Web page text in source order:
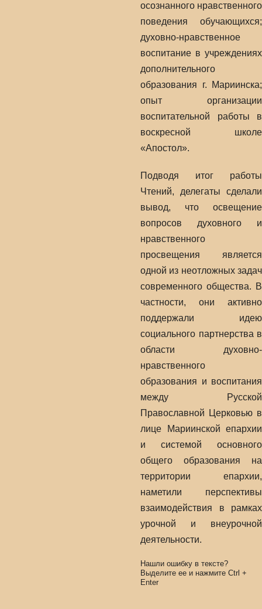
осознанного нравственного
поведения обучающихся;
духовно-нравственное
воспитание в учреждениях
дополнительного
образования г. Мариинска;
опыт организации
воспитательной работы в
воскресной школе
«Апостол».
Подводя итог работы
Чтений, делегаты сделали
вывод, что освещение
вопросов духовного и
нравственного
просвещения является
одной из неотложных задач
современного общества. В
частности, они активно
поддержали идею
социального партнерства в
области духовно-
нравственного
образования и воспитания
между Русской
Православной Церковью в
лице Мариинской епархии
и системой основного
общего образования на
территории епархии,
наметили перспективы
взаимодействия в рамках
урочной и внеурочной
деятельности.
Нашли ошибку в тексте?
Выделите ее и нажмите Ctrl +
Enter